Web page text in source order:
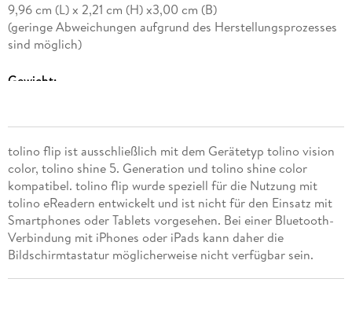
9,96 cm (L) x 2,21 cm (H) x3,00 cm (B)
(geringe Abweichungen aufgrund des Herstellungsprozesses
sind möglich)
Gewicht:
(geringe Abweichungen aufgrund des Herstellungsprozesses
Batterietyp:
1 AAA Micro Batterie
Lieferumfang:
tolino flip, Batterie, Handschlaufe, Schnellstartanleitung
tolino flip ist ausschließlich mit dem Gerätetyp tolino vision
color, tolino shine 5. Generation und tolino shine color
kompatibel. tolino flip wurde speziell für die Nutzung mit
tolino eReadern entwickelt und ist nicht für den Einsatz mit
Smartphones oder Tablets vorgesehen. Bei einer Bluetooth-
Verbindung mit iPhones oder iPads kann daher die
Bildschirmtastatur möglicherweise nicht verfügbar sein.